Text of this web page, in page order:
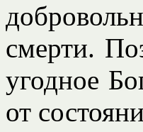
смерти.
угодное
от